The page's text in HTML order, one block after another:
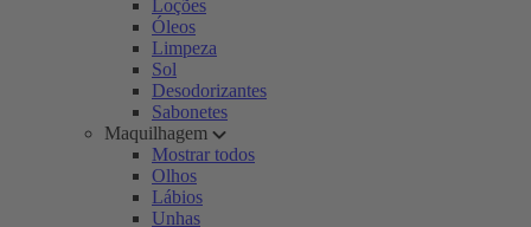
Loções
Óleos
Limpeza
Sol
Desodorizantes
Sabonetes
Maquilhagem
Mostrar todos
Olhos
Lábios
Unhas